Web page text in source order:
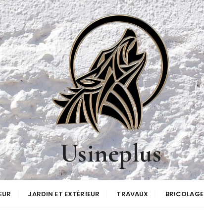
Usineplus
JARDIN ET EXTÉRIEUR TRAVAUX BRICOLAGE